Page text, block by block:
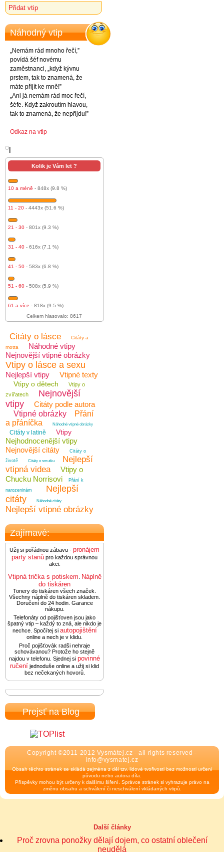
Přidat vtip
Náhodný vtip
„Nemám rád mnoho řečí,”
povídá šéf novému
zaměstnanci, „když kývnu
prstem, tak to znamená, že
máte přijít ke mně!”
„Ani já nemám rád moc řečí,
šéfe. Když zakroutím hlavou,
tak to znamená, že nepřijdu!”
Odkaz na vtip
Kolik je Vám let ?
10 a méně - 848x (9.8 %)
11 - 20 - 4443x (51.6 %)
21 - 30 - 801x (9.3 %)
31 - 40 - 616x (7.1 %)
41 - 50 - 583x (6.8 %)
51 - 60 - 508x (5.9 %)
61 a více - 818x (9.5 %)
Celkem hlasovalo: 8617
Citáty o lásce
Citáty a
motta
Náhodné vtipy
Nejnovější vtipné obrázky
Vtipy o lásce a sexu
Nejlepší vtipy Vtipné texty
Vtipy o dětech
Vtipy o
zvířatech
Nejnovější
vtipy
Citáty podle autora
Vtipné obrázky
Přání
a přáníčka
Náhodné vtipné obrázky
Citáty v latině Vtipy
Nejhodnocenější vtipy
Nejnovější citáty
Citáty o
životě
Citáty o smutku
Nejlepší
vtipná videa
Vtipy o
Chucku Norrisovi
Přání k
narozeninám
Nejlepší
citáty
Náhodné citáty
Nejlepší vtipné obrázky
Zajímavé:
Užij si pořádnou zábavu - pronájem
party stanů pro každou správnou
akci.
Vtipná trička s potiskem Náplně
do tiskáren
Tonery do tiskáren všech značek.
Všechny náplně do tiskáren skladem.
Doručení do 24 hodin. Garance
nákupu.
Telefonáty od pojišťoven jsou jako
špatný vtip – každý to zná, ale nikdo je
nechce. Spočítej si autopojištění
online a nech je v klidu.
Proč pojišťovák radši nehraje
schovávanou? Protože ho stejně
najdou v telefonu. Sjednej si povinné
ručení jednoduše online a užij si klid
bez nečekaných hovorů.
Prejsť na Blog
Copyright ©2011-2012 Vysmátej.cz - all rights reserved -
info@vysmatej.cz
Obsah těchto stránek se skládá zejména z děl tzv. lidové tvořivosti bez možnosti určení
původu nebo autora díla.
Příspěvky mohou být určeny k dalšímu šíření. Správce stránek si vyhrazuje právo na
změnu obsahu a schválení či neschválení vkládaných vtipů.
Další články
Proč zrovna ponožky dělají dojem, co ostatní oblečení
neudělá